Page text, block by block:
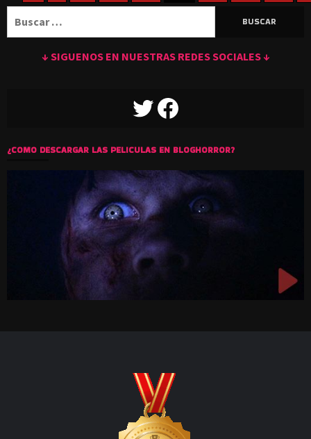
↓ SIGUENOS EN NUESTRAS REDES SOCIALES ↓
TWITTERFACEBOOK
¿COMO DESCARGAR LAS PELICULAS EN BLOGHORROR?